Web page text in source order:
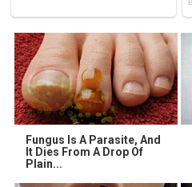
Fungus Is A Parasite, And
It Dies From A Drop Of
Plain...